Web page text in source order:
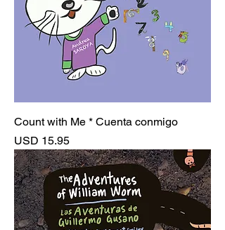
Count with Me * Cuenta conmigo
Precio
USD 15.95